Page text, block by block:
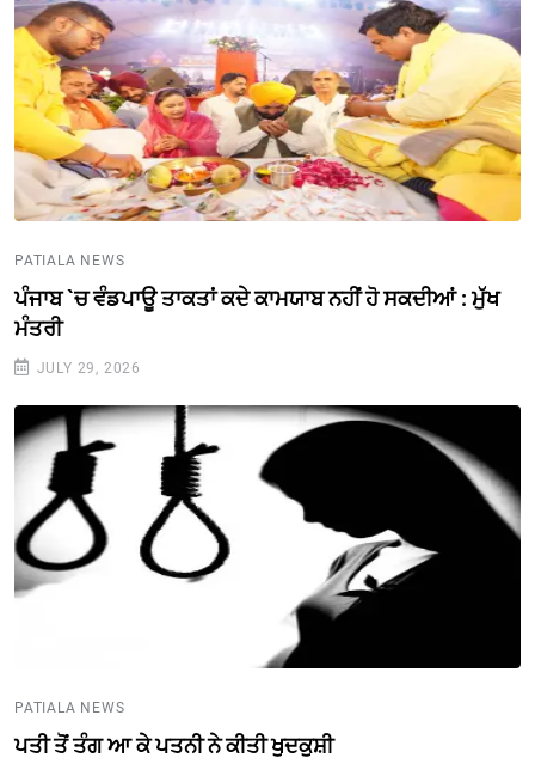
PATIALA NEWS
ਪੰਜਾਬ `ਚ ਵੰਡਪਾਊ ਤਾਕਤਾਂ ਕਦੇ ਕਾਮਯਾਬ ਨਹੀਂ ਹੋ ਸਕਦੀਆਂ : ਮੁੱਖ
ਮੰਤਰੀ
JULY 29, 2026
PATIALA NEWS
ਪਤੀ ਤੋਂ ਤੰਗ ਆ ਕੇ ਪਤਨੀ ਨੇ ਕੀਤੀ ਖੁਦਕੁਸ਼ੀ